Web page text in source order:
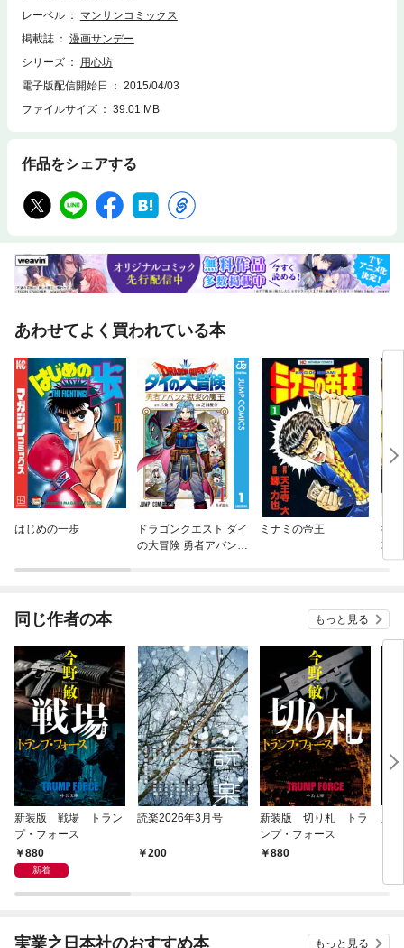
レーベル
マンサンコミックス
掲載誌
漫画サンデー
シリーズ
用心坊
電子版配信開始日
2015/04/03
ファイルサイズ
39.01 MB
作品をシェアする
あわせてよく買われている本
はじめの一歩
ドラゴンクエスト ダイ
の大冒険 勇者アバンと
ミナミの帝王
復
攻
同じ作者の本 もっと見る
新装版 戦場 トラン
プ・フォース
880
新着
読楽2026年3月号
200
新装版 切り札 トラ
ンプ・フォース
880
実業之日本社のおすすめ本 もっと見る